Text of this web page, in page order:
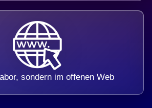
sondern im offenen Web